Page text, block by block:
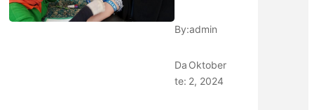
By:admin
Da
te:
Oktober
2, 2024